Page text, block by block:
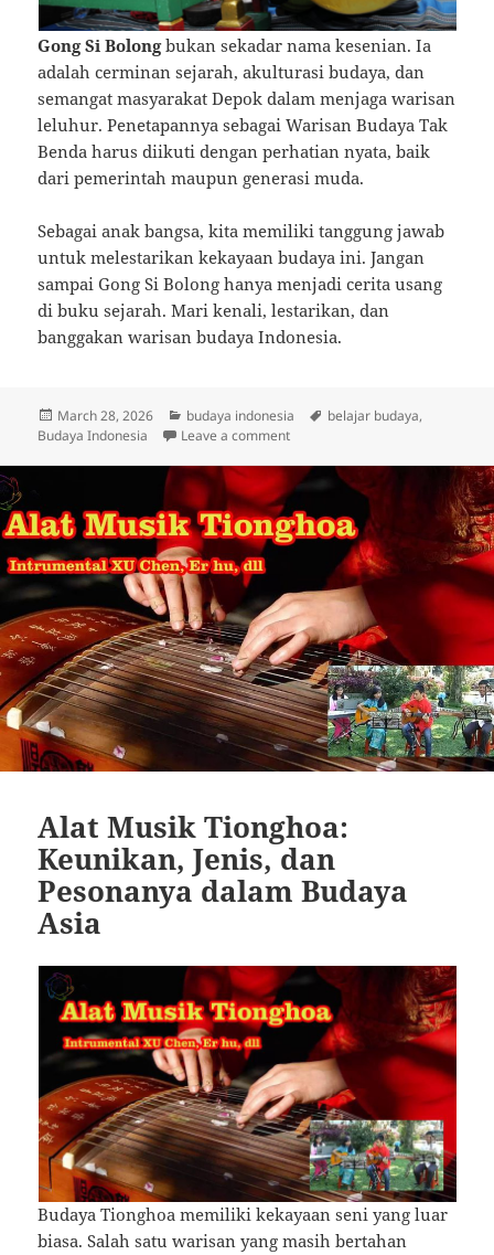
Gong Si Bolongbukan sekadar nama kesenian. Ia
adalah cerminan sejarah, akulturasi budaya, dan
semangat masyarakat Depok dalam menjaga warisan
leluhur. Penetapannya sebagai Warisan Budaya Tak
Benda harus diikuti dengan perhatian nyata, baik
dari pemerintah maupun generasi muda.
Sebagai anak bangsa, kita memiliki tanggung jawab
untuk melestarikan kekayaan budaya ini. Jangan
sampai Gong Si Bolong hanya menjadi cerita usang
di buku sejarah. Mari kenali, lestarikan, dan
banggakan warisan budaya Indonesia.
Posted
on
March 28, 2026 Categories
budaya indonesia Tags
belajar budaya,
Budaya Indonesia
Leave a commenton Gong Si Bolong: Warisan
Alat Musik Tionghoa:
Keunikan, Jenis, dan
Pesonanya dalam Budaya
Asia
Budaya Tionghoa memiliki kekayaan seni yang luar
biasa. Salah satu warisan yang masih bertahan